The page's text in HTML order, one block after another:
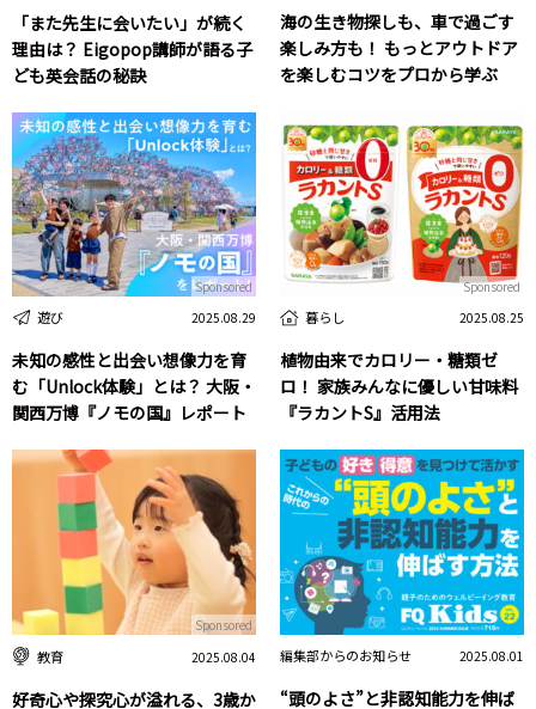
「また先生に会いたい」が続く
理由は？ Eigopop講師が語る子
ども英会話の秘訣
海の生き物探しも、車で過ごす
楽しみ方も！ もっとアウトドア
を楽しむコツをプロから学ぶ
遊び 2025.08.29
未知の感性と出会い想像力を育
む「Unlock体験」とは？ 大阪・
関西万博『ノモの国』レポート
Sponsored
暮らし 2025.08.25
植物由来でカロリー・糖類ゼ
ロ！ 家族みんなに優しい甘味料
『ラカントS』活用法
Sponsored
教育 2025.08.04
好奇心や探究心が溢れる、3歳か
Sponsored
編集部からのお知らせ 2025.08.01
“頭のよさ”と非認知能力を伸ば